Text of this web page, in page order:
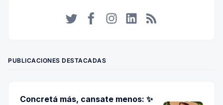
PUBLICACIONES DESTACADAS
Concretá más, cansate menos: ✨